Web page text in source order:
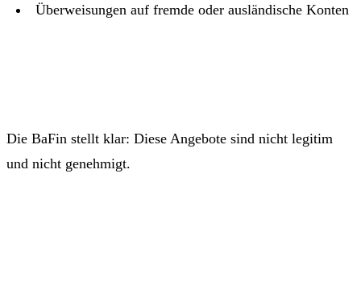
Überweisungen auf fremde oder ausländische Konten
Die BaFin stellt klar: Diese Angebote sind nicht legitim
und nicht genehmigt.